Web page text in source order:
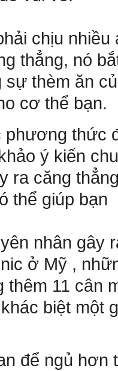
chịu
thẳng, nó
sự thèm ăn
cơ thể bạn.
phương thức
ý kiến
ra căng
thể giúp bạn
nhân gây
ở Mỹ ,
thêm 11 cân
biệt một
để ngủ